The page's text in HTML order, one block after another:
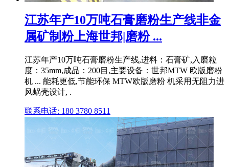
江苏年产10万吨石膏磨粉生产线非金
属矿制粉上海世邦|磨粉 ...
江苏年产10万吨石膏磨粉生产线,进料：石膏矿,入磨粒
度：35mm,成品：200目,主要设备：世邦MTW 欧版磨粉
机 ... 能耗更低,节能环保 MTW欧版磨粉 机采用无阻力进
风蜗壳设计, .
联系电话: 180 3780 8511